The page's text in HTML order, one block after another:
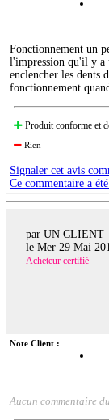
Fonctionnement un
l'impression qu'il y a
enclencher les dents
fonctionnement
Produit conforme et
Rien
Signaler cet avis
Ce commentaire a
par UN CLIENT
le Mer 29 Mai
Acheteur certifié
Note Client :
Aucun commentaire